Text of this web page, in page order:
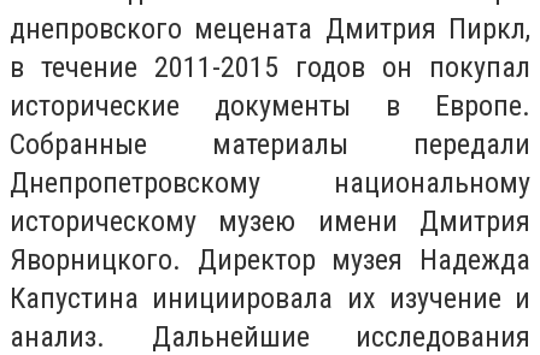
днепровского мецената Дмитрия Пиркл,
в течение 2011-2015 годов он покупал
исторические документы в Европе.
Собранные материалы передали
Днепропетровскому национальному
историческому музею имени Дмитрия
Яворницкого. Директор музея Надежда
Капустина инициировала их изучение и
анализ. Дальнейшие исследования